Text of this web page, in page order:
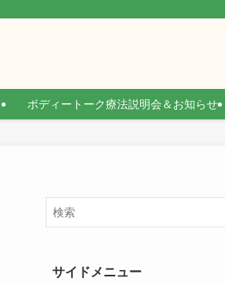
ボディートーク療法説明会＆お知らせ
サイドメニュー